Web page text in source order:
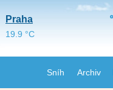
Sníh Archiv
Praha
19.9 °C